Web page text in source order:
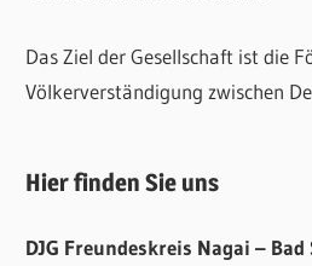
Das Ziel der Gesellschaft ist die
Völkerverständigung zwischen
Hier finden Sie uns
DJG Freundeskreis Nagai – Bad